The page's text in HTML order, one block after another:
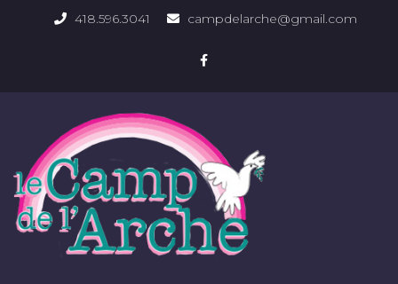
418.596.3041 campdelarche@gmail.com